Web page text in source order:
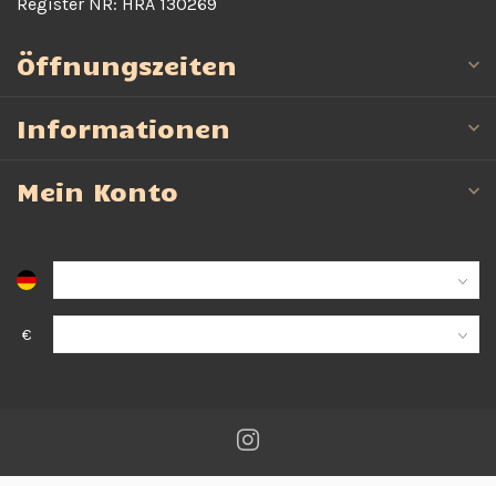
Öffnungszeiten
Informationen
Mein Konto
€